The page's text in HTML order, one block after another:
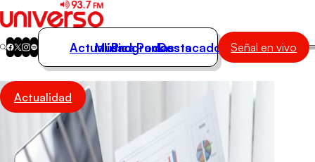
Actualidad
Música
Programas
Podcasts
Destacados
Actualidad
Música
Programas
Podcasts
Destacados Señal en vivo
Actualidad